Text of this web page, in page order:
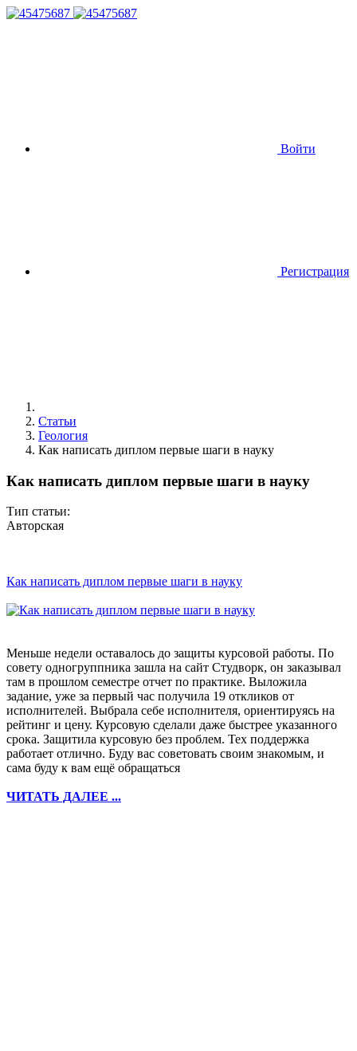
Войти
Регистрация
Статьи
Геология
Как написать диплом первые шаги в науку
Как написать диплом первые шаги в науку
Тип статьи:
Авторская
Как написать диплом первые шаги в науку
Меньше недели оставалось до защиты курсовой работы. По
совету одногруппника зашла на сайт Студворк, он заказывал
там в прошлом семестре отчет по практике. Выложила
задание, уже за первый час получила 19 откликов от
исполнителей. Выбрала себе исполнителя, ориентируясь на
рейтинг и цену. Курсовую сделали даже быстрее указанного
срока. Защитила курсовую без проблем. Тех поддержка
работает отлично. Буду вас советовать своим знакомым, и
сама буду к вам ещё обращаться
ЧИТАТЬ ДАЛЕЕ ...